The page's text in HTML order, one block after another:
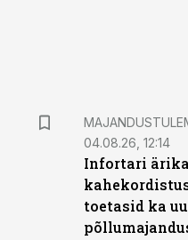
04.08.26, 12:14
Infortari
toetasid ka